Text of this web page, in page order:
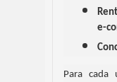
e-
Para cada